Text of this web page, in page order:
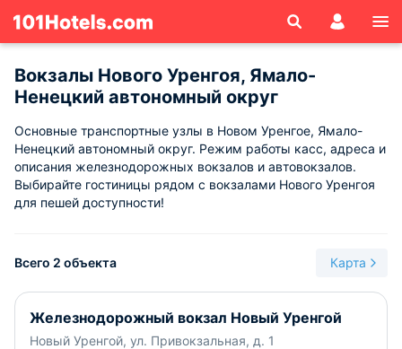
Вокзалы Нового Уренгоя, Ямало-
Ненецкий автономный округ
Основные транспортные узлы в Новом Уренгое, Ямало-
Ненецкий автономный округ. Режим работы касс, адреса и
описания железнодорожных вокзалов и автовокзалов.
Выбирайте гостиницы рядом с вокзалами Нового Уренгоя
для пешей доступности!
Всего 2 объекта Карта
Железнодорожный вокзал Новый Уренгой
Новый Уренгой, ул. Привокзальная, д. 1